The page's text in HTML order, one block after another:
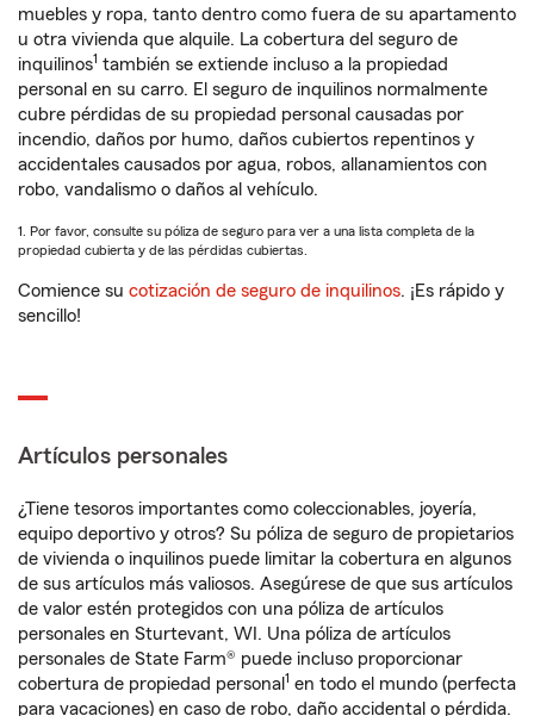
muebles y ropa, tanto dentro como fuera de su apartamento
u otra vivienda que alquile. La cobertura del seguro de
inquilinos1 también se extiende incluso a la propiedad
personal en su carro. El seguro de inquilinos normalmente
cubre pérdidas de su propiedad personal causadas por
incendio, daños por humo, daños cubiertos repentinos y
accidentales causados por agua, robos, allanamientos con
robo, vandalismo o daños al vehículo.
1. Por favor, consulte su póliza de seguro para ver a una lista completa de la
propiedad cubierta y de las pérdidas cubiertas.
Comience su cotización de seguro de inquilinos. ¡Es rápido y
sencillo!
Artículos personales
¿Tiene tesoros importantes como coleccionables, joyería,
equipo deportivo y otros? Su póliza de seguro de propietarios
de vivienda o inquilinos puede limitar la cobertura en algunos
de sus artículos más valiosos. Asegúrese de que sus artículos
de valor estén protegidos con una póliza de artículos
personales en Sturtevant, WI. Una póliza de artículos
personales de State Farm® puede incluso proporcionar
cobertura de propiedad personal 1 en todo el mundo (perfecta
para vacaciones) en caso de robo, daño accidental o pérdida.